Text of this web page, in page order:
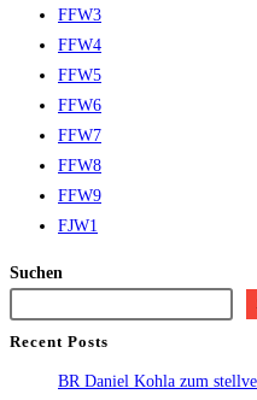
FFW3
FFW4
FFW5
FFW6
FFW7
FFW8
FFW9
FJW1
Suchen
Recent Posts
BR Daniel Kohla zum